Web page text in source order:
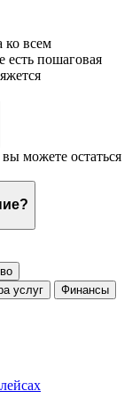
ко всем
есть пошаговая
можете остаться
услуг Финансы